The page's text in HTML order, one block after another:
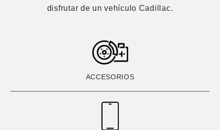
disfrutar de un vehículo Cadillac.
ACCESORIOS